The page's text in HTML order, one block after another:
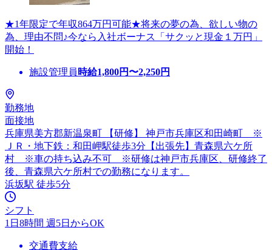
★1年限定で年収864万円可能★将来の夢の為、欲しい物の
為、理由不問♪今なら入社ボーナス「サクッと現金１万円」
開始！
施設管理員 時給1,800円〜2,250円
勤務地
面接地
兵庫県美方郡新温泉町 【研修】 神戸市兵庫区和田崎町 ※
ＪＲ・地下鉄：和田岬駅徒歩3分【出張先】青森県六ケ所
村 ※車の持ち込み不可 ※研修は神戸市兵庫区、研修終了
後、青森県六ケ所村での勤務になります。
浜坂駅 徒歩5分
シフト
1日8時間 週5日からOK
交通費支給